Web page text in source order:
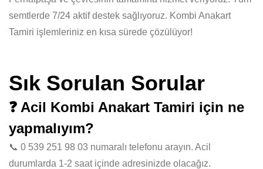
semtlerde 7/24 aktif destek sağlıyoruz. Kombi Anakart
Tamiri işlemleriniz en kısa sürede çözülüyor!
Sık Sorulan Sorular
❓ Acil Kombi Anakart Tamiri için ne
yapmalıyım?
📞 0 539 251 98 03 numaralı telefonu arayın. Acil
durumlarda 1-2 saat içinde adresinizde olacağız.